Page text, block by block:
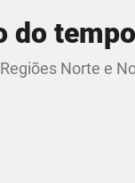
do
Norte e